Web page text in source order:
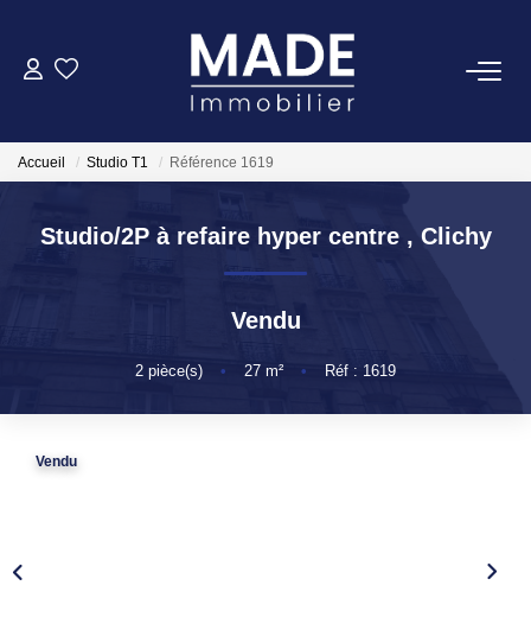
ACHETER
FAIRE GÉRER
Accueil Studio T1 Référence 1619
Studio/2P à refaire hyper centre , Clichy
Vendu
2 pièce(s) • 27 m² • Réf : 1619
Vendu